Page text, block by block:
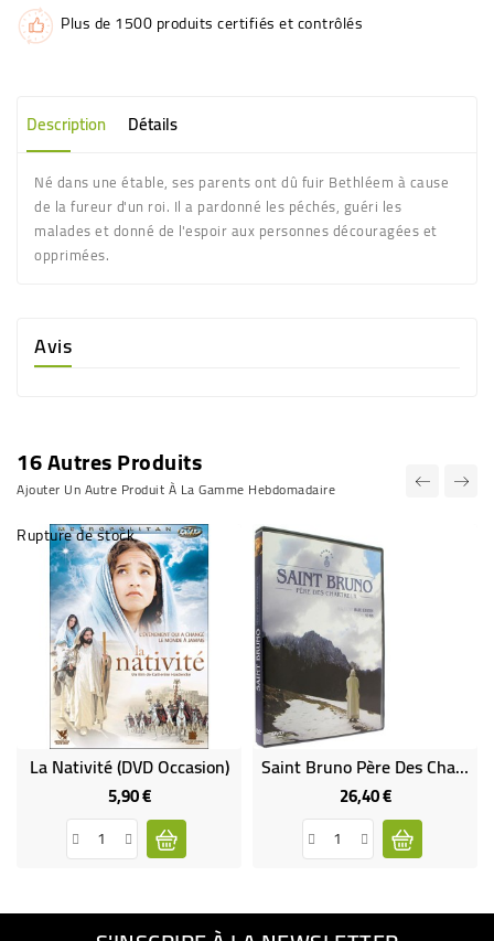
Plus de 1500 produits certifiés et contrôlés
Description Détails
Né dans une étable, ses parents ont dû fuir Bethléem à cause
de la fureur d'un roi. Il a pardonné les péchés, guéri les
malades et donné de l'espoir aux personnes découragées et
opprimées.
Avis
16 Autres Produits
Ajouter Un Autre Produit À La Gamme Hebdomadaire
Rupture de stock
La Nativité (DVD Occasion)
5,90 €Prix
Saint Bruno Père Des Chartreux
26,40 €Prix